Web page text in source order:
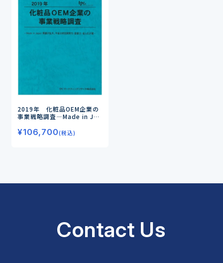
2019年 化粧品OEM企業の
事業戦略調査―Made in Jap
開発力・提案力・省人化が鍵
¥106,700(税込)
Contact Us